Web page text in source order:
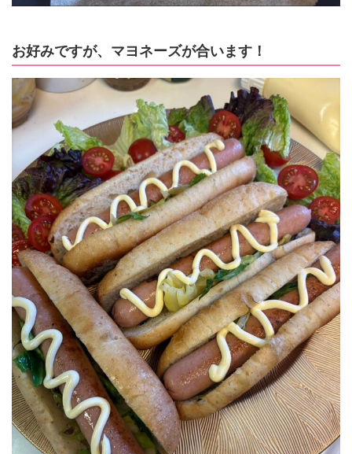
お好みですが、マヨネーズが合います！